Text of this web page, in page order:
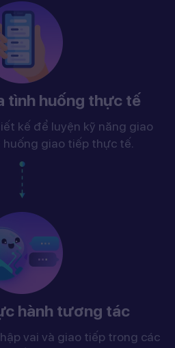
tình huống thực tế
kế để luyện kỹ năng giao
giao tiếp thực tế.
hành tương tác
vai và giao tiếp trong các